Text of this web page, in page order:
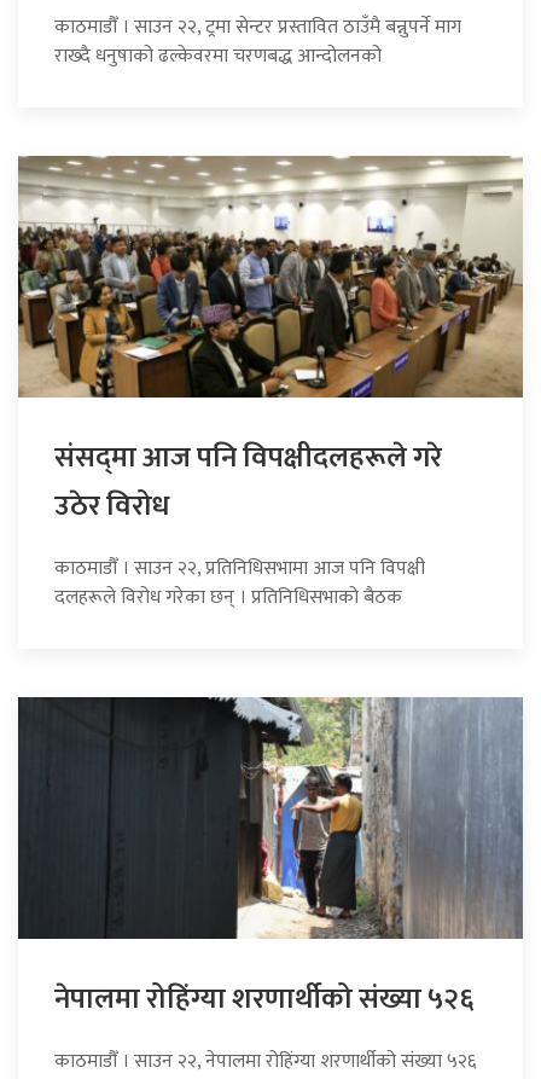
काठमाडौँ । साउन २२, ट्रमा सेन्टर प्रस्तावित ठाउँमै बन्नुपर्ने माग
राख्दै धनुषाको ढल्केवरमा चरणबद्ध आन्दोलनको
संसद्‍मा आज पनि विपक्षीदलहरूले गरे
उठेर विरोध
काठमाडौँ । साउन २२, प्रतिनिधिसभामा आज पनि विपक्षी
दलहरूले विरोध गरेका छन् । प्रतिनिधिसभाको बैठक
नेपालमा रोहिंग्या शरणार्थीको संख्या ५२६
काठमाडौँ । साउन २२, नेपालमा रोहिंग्या शरणार्थीको संख्या ५२६